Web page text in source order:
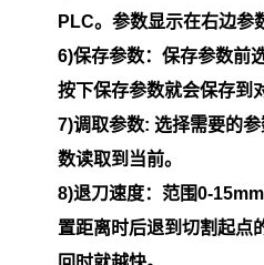
PLC。参数显示在右边参
6)保存参数：保存参数前
按下保存参数就会保存到
7)调取参数: 选择需要的
数读取到当前。
8)退刀速度：范围0-
置距离时后退到切割起点